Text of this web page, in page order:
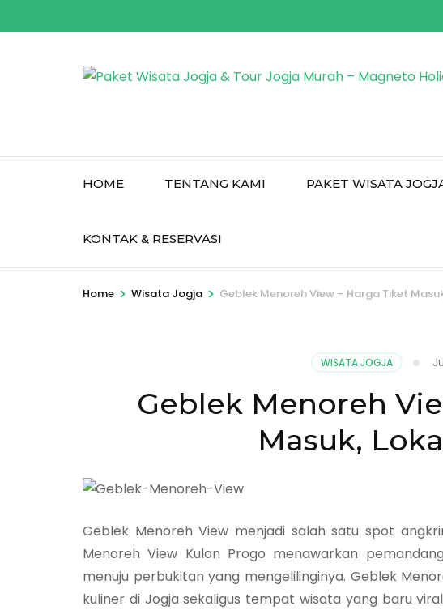
to
HOME TENTANG KAMI PAKET WISATA
KONTAK & RESERVASI
Home > Wisata Jogja > Geblek Menoreh View – Harga Tiket
WISATA JOGJA
Geblek Menoreh
Masuk,
Geblek Menoreh View menjadi salah satu spot
Menoreh View Kulon Progo menawarkan
menuju perbukitan yang mengelilinginya. Geblek
kuliner di Jogja sekaligus tempat wisata yang baru